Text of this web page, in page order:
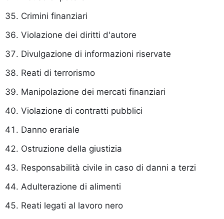
Crimini finanziari
Violazione dei diritti d'autore
Divulgazione di informazioni riservate
Reati di terrorismo
Manipolazione dei mercati finanziari
Violazione di contratti pubblici
Danno erariale
Ostruzione della giustizia
Responsabilità civile in caso di danni a terzi
Adulterazione di alimenti
Reati legati al lavoro nero